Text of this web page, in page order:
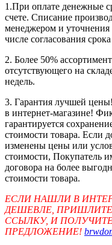
1.При оплате денежные
счете. Списание
менеджером и уточнения
числе согласования
2. Более 50%
отсутствующего на
недель.
3. Гарантия лучшей
в интернет-магазине!
гарантируется
стоимости товара. Если
изменены цены или
стоимости, Покупатель
договора на более
стоимости товара.
ЕСЛИ НАШЛИ В
ДЕШЕВЛЕ,
ССЫЛКУ, И
ПРЕДЛОЖЕНИЕ!